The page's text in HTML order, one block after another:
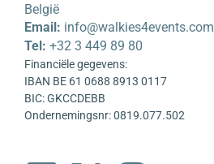
België
Email: info@walkies4events.com
Tel: +32 3 449 89 80
Financiële gegevens:
IBAN BE 61 0688 8913 0117
BIC: GKCCDEBB
Ondernemingsnr: 0819.077.502